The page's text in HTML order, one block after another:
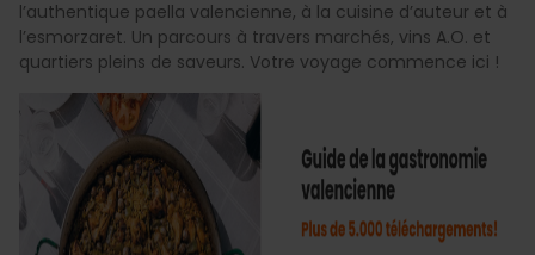
l’authentique paella valencienne, à la cuisine d’auteur et à
l’esmorzaret. Un parcours à travers marchés, vins A.O. et
quartiers pleins de saveurs. Votre voyage commence ici !